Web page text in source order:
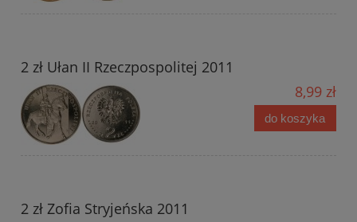
2 zł Ułan II Rzeczpospolitej 2011
8,99 zł
do koszyka
2 zł Zofia Stryjeńska 2011